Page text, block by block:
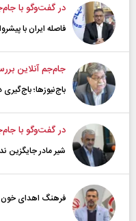
در گفت‌و‌گو با
فاصله ایران با
جام‌جم آنلاین
باج‌نیوزها؛
در گفت‌و‌گو با
شیر مادر جایگزین
فرهنگ اهدای خون